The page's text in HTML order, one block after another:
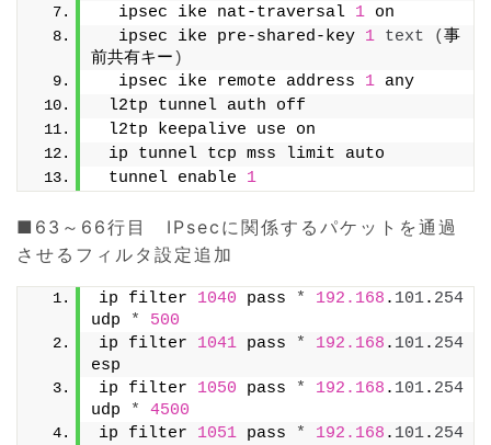
  ipsec ike nat-traversal
1 on
  ipsec ike pre-shared-key
1 text (事
前共有キー )
  ipsec ike remote address
1 any
l2tp tunnel auth off
l2tp keepalive use on
ip tunnel tcp mss limit auto
tunnel enable 1
■63～66行目 IPsecに関係するパケットを通過
させるフィルタ設定追加
ip filter 1040 pass * 192.168 . 101. 254
udp
*
500
ip filter 1041 pass * 192.168 . 101. 254
esp
ip filter 1050 pass * 192.168 . 101. 254
udp
*
4500
ip filter 1051 pass * 192.168 . 101. 254